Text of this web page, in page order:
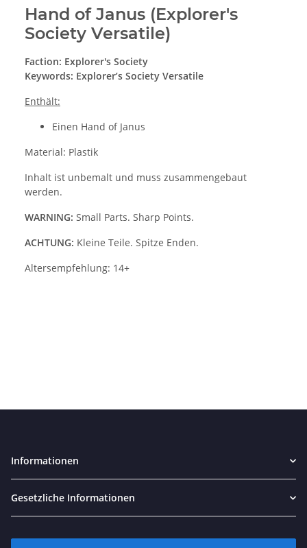
Hand of Janus (Explorer's
Society Versatile)
Faction: Explorer's Society
Keywords: Explorer’s Society Versatile
Enthält:
Einen Hand of Janus
Material: Plastik
Inhalt ist unbemalt und muss zusammengebaut
werden.
WARNING: Small Parts. Sharp Points.
ACHTUNG: Kleine Teile. Spitze Enden.
Altersempfehlung: 14+
Informationen
Gesetzliche Informationen